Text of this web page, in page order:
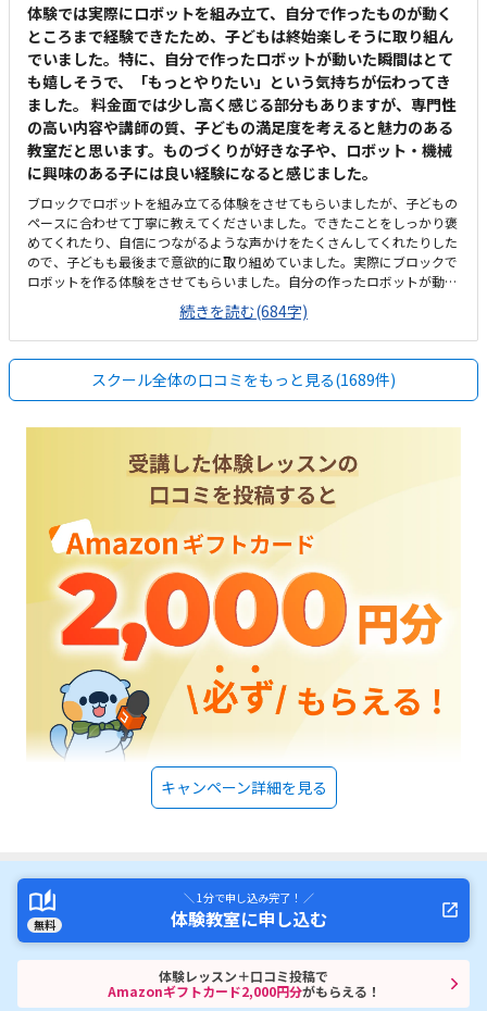
体験では実際にロボットを組み立て、自分で作ったものが動く
ところまで経験できたため、子どもは終始楽しそうに取り組ん
でいました。特に、自分で作ったロボットが動いた瞬間はとて
も嬉しそうで、「もっとやりたい」という気持ちが伝わってき
ました。 料金面では少し高く感じる部分もありますが、専門性
の高い内容や講師の質、子どもの満足度を考えると魅力のある
教室だと思います。ものづくりが好きな子や、ロボット・機械
に興味のある子には良い経験になると感じました。
ブロックでロボットを組み立てる体験をさせてもらいましたが、子どもの
ペースに合わせて丁寧に教えてくださいました。できたことをしっかり褒
めてくれたり、自信につながるような声かけをたくさんしてくれたりした
ので、子どもも最後まで意欲的に取り組めていました。実際にブロックで
ロボットを作る体験をさせてもらいました。自分の作ったロボットが動い
た時はとても嬉しそうでした。学年が上がるにつれ扱うブロック数が増え
てもっと複雑なロボットが作れること、「ロボットにどう動いて欲しいか
ら指示をする」プログラミングが学べる点が魅力的でした。普段あまり通
らない場所だったため、最初は少し場所が分かりにくく感じました。車通
りは多くないので、駐車場の出し入れなどに不便は感じませんでした。施
設はとても清潔感があり、整理整頓もされていて、子どもが安心して学べ
はあります。しかし他のロボット教室も同じくらいの金額なので専門的な
指導内容を考えると、価値はあると感じています。子どもが自分で組み立
てたロボットが実際に動くのを見て、とても嬉しそうにしていたのが印象
的でした。作るだけでなく、「動く」という達成感を味わえるのが良いと
思います。また電気や機械に精通した会社が運営している点に安心感があ
りました。講師の方も現役のSEとのことで、専門知識を持った方から学べ
るのは大きな魅力だと感じました。教室の雰囲気も落ち着いており、子ど
もが集中して取り組める環境だったと思います。
続きを読む(684字)
スクール全体の口コミをもっと見る(1689件)
キャンペーン詳細を見る
無料
＼ 1分で申し込み完了！ ／
体験教室に申し込む
体験レッスン＋口コミ投稿で
Amazonギフトカード2,000円分がもらえる！